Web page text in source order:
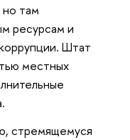
там
ресурсам и
Штат
местных
стремящемуся